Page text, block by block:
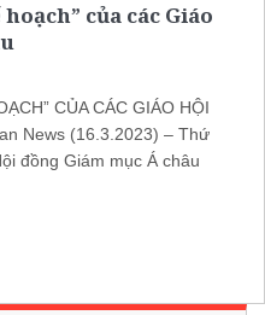
của các Giáo
CỦA CÁC GIÁO HỘI
News (16.3.2023) – Thứ
đồng Giám mục Á châu